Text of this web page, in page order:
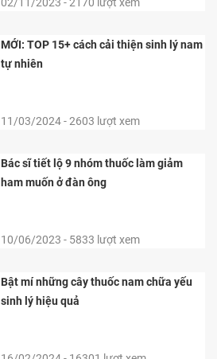
MỚI: TOP 15+ cách cải thiện sinh lý nam
tự nhiên
11/03/2024 - 2603 lượt xem
Bác sĩ tiết lộ 9 nhóm thuốc làm giảm
ham muốn ở đàn ông
10/06/2023 - 5833 lượt xem
Bật mí những cây thuốc nam chữa yếu
sinh lý hiệu quả